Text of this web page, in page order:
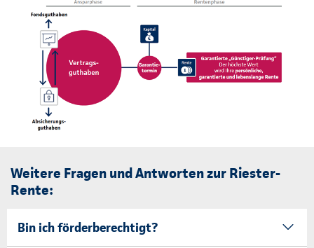
Weitere Fragen und Antworten zur Riester-
Rente:
Bin ich förderberechtigt?